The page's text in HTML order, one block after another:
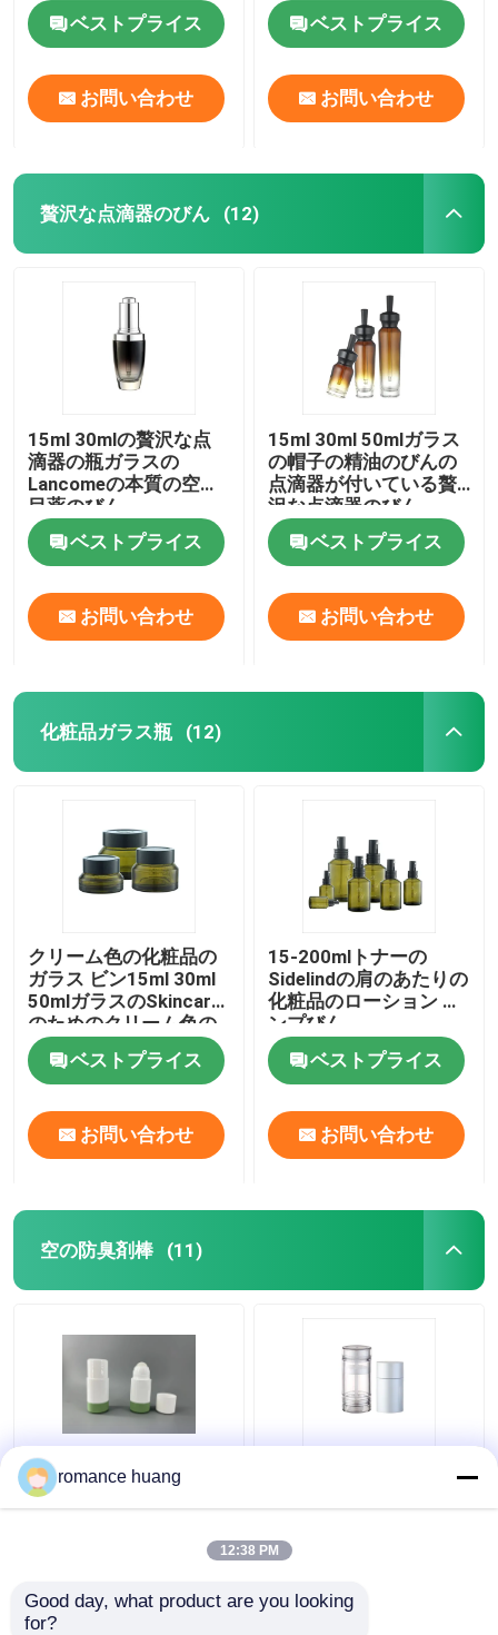
ベストプライス
お問い合わせ
ベストプライス
お問い合わせ
贅沢な点滴器のびん (12)
15ml 30mlの贅沢な点
滴器の瓶ガラスの
Lancomeの本質の空の
目薬のびん
ベストプライス
お問い合わせ
15ml 30ml 50mlガラス
の帽子の精油のびんの
点滴器が付いている贅
沢な点滴器のびん
ベストプライス
お問い合わせ
化粧品ガラス瓶 (12)
クリーム色の化粧品の
ガラス ビン15ml 30ml
50mlガラスのSkincare
のためのクリーム色の
瓶の化粧品
ベストプライス
お問い合わせ
15-200mlトナーの
Sidelindの肩のあたりの
化粧品のローション ポ
ンプびん
ベストプライス
お問い合わせ
空の防臭剤棒 (11)
ボディ香油のための棒
の管の上の詰め替え式
ワックスの固体クリー
粧品の包装のねじれ
romance huang
12:38 PM
Good day, what product are you looking
for?